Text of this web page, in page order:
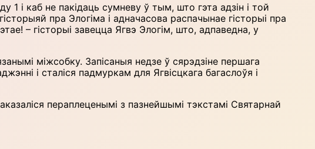
і каб не пакідаць сумневу ў тым, што гэта адзін і той
пра Элогіма і адначасова распачынае гісторыі пра
– гісторыі завецца Ягвэ Элогім, што, адпаведна, у
міжсобку. Запісаныя недзе ў сярэдзіне першага
і сталіся падмуркам для Ягвісцкага багаслоўя і
пераплеценымі з пазнейшымі тэкстамі Святарнай